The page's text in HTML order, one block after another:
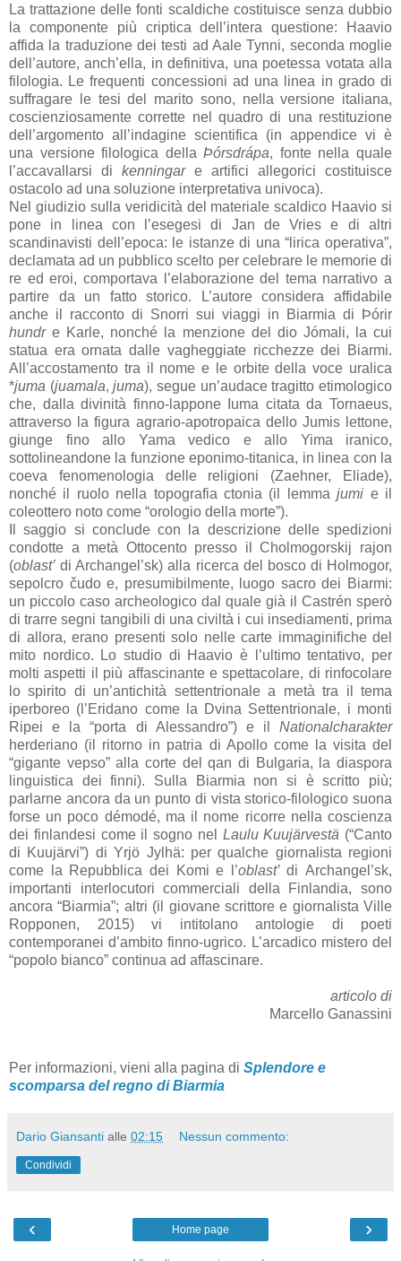
La trattazione delle fonti scaldiche costituisce senza dubbio
la componente più criptica dell’intera questione: Haavio
affida la traduzione dei testi ad Aale Tynni, seconda moglie
dell’autore, anch’ella, in definitiva, una poetessa votata alla
filologia. Le frequenti concessioni ad una linea in grado di
suffragare le tesi del marito sono, nella versione italiana,
coscienziosamente corrette nel quadro di una restituzione
dell’argomento all’indagine scientifica (in appendice vi è
una versione filologica dellaÞórsdrápa, fonte nella quale
l’accavallarsi di kenningare artifici allegorici costituisce
ostacolo ad una soluzione interpretativa univoca).
Nel giudizio sulla veridicità del materiale scaldico Haavio si
pone in linea con l’esegesi di Jan de Vries e di altri
scandinavisti dell’epoca: le istanze di una “lirica operativa”,
declamata ad un pubblico scelto per celebrare le memorie di
re ed eroi, comportava l’elaborazione del tema narrativo a
partire da un fatto storico. L’autore considera affidabile
anche il racconto di Snorri sui viaggi in Biarmia di Þórir
hundre Karle, nonché la menzione del dio Jómali, la cui
statua era ornata dalle vagheggiate ricchezze dei Biarmi.
All’accostamento tra il nome e le orbite della voce uralica
*juma (juamala,juma), segue un’audace tragitto etimologico
che, dalla divinità finno-lappone Iuma citata da Tornaeus,
attraverso la figura agrario-apotropaica dello Jumis lettone,
giunge fino allo Yama vedico e allo Yima iranico,
sottolineandone la funzione eponimo-titanica, in linea con la
coeva fenomenologia delle religioni (Zaehner, Eliade),
nonché il ruolo nella topografia ctonia (il lemmajumi e il
coleottero noto come “orologio della morte”).
Il saggio si conclude con la descrizione delle spedizioni
condotte a metà Ottocento presso il Cholmogorskij rajon
(oblast’ di Archangel’sk) alla ricerca del bosco di Holmogor,
sepolcro čudo e, presumibilmente, luogo sacro dei Biarmi:
un piccolo caso archeologico dal quale già il Castrén sperò
di trarre segni tangibili di una civiltà i cui insediamenti, prima
di allora, erano presenti solo nelle carte immaginifiche del
mito nordico. Lo studio di Haavio è l’ultimo tentativo, per
molti aspetti il più affascinante e spettacolare, di rinfocolare
lo spirito di un’antichità settentrionale a metà tra il tema
iperboreo (l’Eridano come la Dvina Settentrionale, i monti
Ripei e la “porta di Alessandro”) e il Nationalcharakter
herderiano (il ritorno in patria di Apollo come la visita del
“gigante vepso” alla corte del qan di Bulgaria, la diaspora
linguistica dei finni). Sulla Biarmia non si è scritto più;
parlarne ancora da un punto di vista storico-filologico suona
forse un poco démodé, ma il nome ricorre nella coscienza
dei finlandesi come il sogno nel Laulu Kuujärvestä (“Canto
di Kuujärvi”) di Yrjö Jylhä: per qualche giornalista regioni
come la Repubblica dei Komi e l’oblast’di Archangel’sk,
importanti interlocutori commerciali della Finlandia, sono
ancora “Biarmia”; altri (il giovane scrittore e giornalista Ville
Ropponen, 2015) vi intitolano antologie di poeti
contemporanei d’ambito finno-ugrico. L’arcadico mistero del
“popolo bianco” continua ad affascinare.
articolo di
Marcello Ganassini
Per informazioni, vieni alla pagina di Splendore e
scomparsa del regno di Biarmia
Dario Giansanti alle 02:15 Nessun commento:
Condividi
‹ ›
Home page